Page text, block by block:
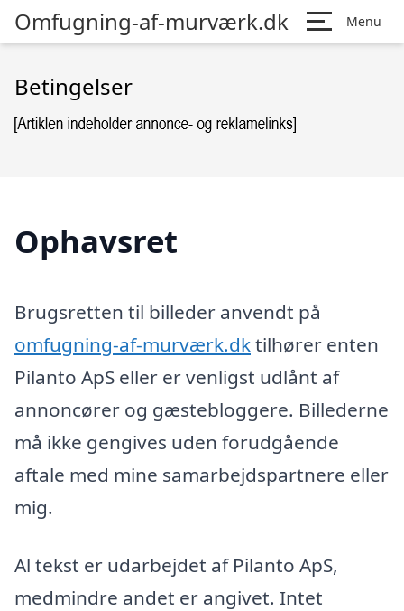
Omfugning-af-murværk.dk Menu
Betingelser
Ophavsret
Brugsretten til billeder anvendt på
omfugning-af-murværk.dktilhører enten
Pilanto ApS eller er venligst udlånt af
annoncører og gæstebloggere. Billederne
må ikke gengives uden forudgående
aftale med mine samarbejdspartnere eller
mig.
Al tekst er udarbejdet af Pilanto ApS,
medmindre andet er angivet. Intet